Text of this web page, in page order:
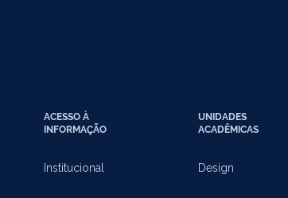
ACESSO À
INFORMAÇÃO
Institucional
UNIDADES
ACADÊMICAS
Design